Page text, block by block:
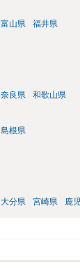
富山県 福井県
奈良県 和歌山県
島根県
大分県 宮崎県 鹿